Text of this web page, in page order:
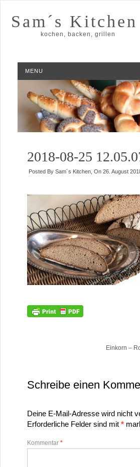
Sam´s Kitchen
kochen, backen, grillen
MENU
2018-08-25
Posted By Sam´s Kitchen, On 26. August
Einkorn –
Schreibe einen
Deine E-Mail-Adresse wird nicht
Erforderliche Felder sind mit *
Kommentar *